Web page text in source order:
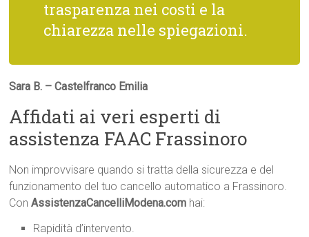
trasparenza nei costi e la
chiarezza nelle spiegazioni.
Sara B. – Castelfranco Emilia
Affidati ai veri esperti di
assistenza FAAC Frassinoro
Non improvvisare quando si tratta della sicurezza e del
funzionamento del tuo cancello automatico a Frassinoro.
ConAssistenzaCancelliModena.com hai:
Rapidità d’intervento.